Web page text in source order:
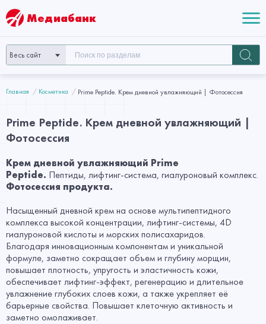
Медиабанк
Весь сайт
Главная Косметика Prime Peptide. Крем дневной увлажняющий | Фотосессия
Prime Peptide. Крем дневной увлажняющий |
Фотосессия
Крем дневной увлажняющий Prime
Peptide. Пептиды, лифтинг-система, гиалуроновый комплекс.
Фотосессия продукта.
Насыщенный дневной крем на основе мультипептидного
комплекса высокой концентрации, лифтинг-системы, 4D
гиалуроновой кислоты и морских полисахаридов.
Благодаря инновационным компонентам и уникальной
формуле, заметно сокращает объем и глубину морщин,
повышает плотность, упругость и эластичность кожи,
обеспечивает лифтинг-эффект, регенерацию и длительное
увлажнение глубоких слоев кожи, а также укрепляет её
барьерные свойства. Повышает клеточную активность и
заметно омолаживает.